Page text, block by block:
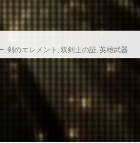
, 剣のエレメント , 双剣士の証, 英雄武器